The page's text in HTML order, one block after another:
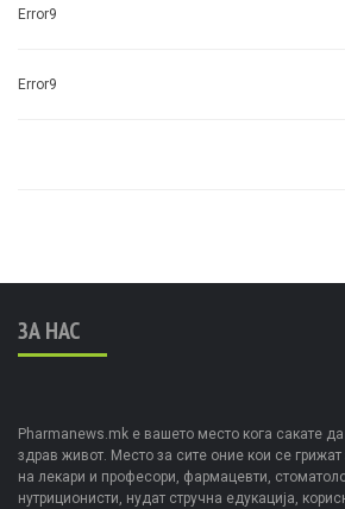
Error9
Error9
ЗА НАС
Pharmanews.mk е вашето место кога сакате
здрав живот. Место за сите оние кои се грижат
на лекари и професори, фармацевти,
нутриционисти, нудат стручна едукација,